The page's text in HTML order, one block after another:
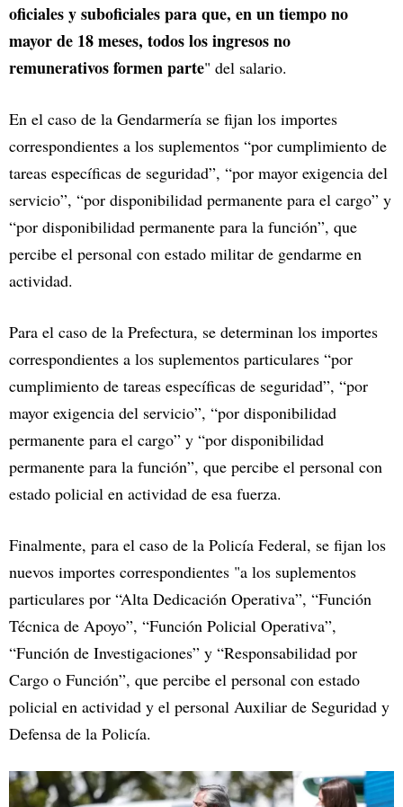
oficiales y suboficiales para que, en un tiempo no
mayor de 18 meses, todos los ingresos no
remunerativos formen parte" del salario.
En el caso de la Gendarmería se fijan los importes
correspondientes a los suplementos “por cumplimiento de
tareas específicas de seguridad”, “por mayor exigencia del
servicio”, “por disponibilidad permanente para el cargo” y
“por disponibilidad permanente para la función”, que
percibe el personal con estado militar de gendarme en
actividad.
Para el caso de la Prefectura, se determinan los importes
correspondientes a los suplementos particulares “por
cumplimiento de tareas específicas de seguridad”, “por
mayor exigencia del servicio”, “por disponibilidad
permanente para el cargo” y “por disponibilidad
permanente para la función”, que percibe el personal con
estado policial en actividad de esa fuerza.
Finalmente, para el caso de la Policía Federal, se fijan los
nuevos importes correspondientes "a los suplementos
particulares por “Alta Dedicación Operativa”, “Función
Técnica de Apoyo”, “Función Policial Operativa”,
“Función de Investigaciones” y “Responsabilidad por
Cargo o Función”, que percibe el personal con estado
policial en actividad y el personal Auxiliar de Seguridad y
Defensa de la Policía.